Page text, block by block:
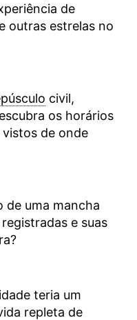
de
outras estrelas no
civil,
os horários
de onde
de uma mancha
e suas
teria um
repleta de